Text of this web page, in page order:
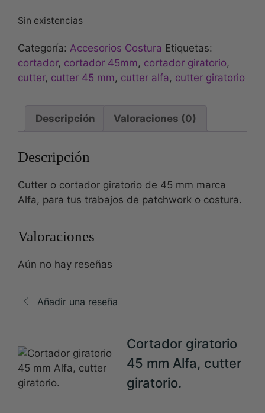
Sin existencias
Categoría: Accesorios Costura Etiquetas:
cortador, cortador 45mm, cortador giratorio,
cutter, cutter 45 mm, cutter alfa, cutter giratorio
Descripción Valoraciones (0)
Descripción
Cutter o cortador giratorio de 45 mm marca
Alfa, para tus trabajos de patchwork o costura.
Valoraciones
Aún no hay reseñas
Añadir una reseña
Cortador giratorio
45 mm Alfa, cutter
giratorio.